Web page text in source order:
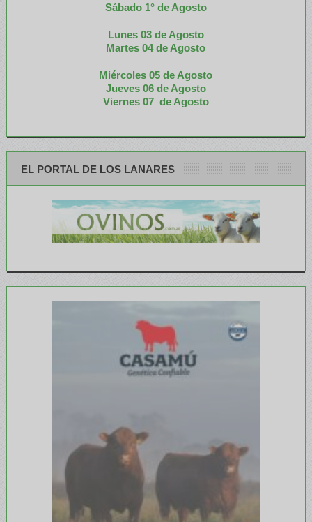
Sábado 1° de Agosto
Lunes 03 de Agosto
Martes 04 de Agosto
Miércoles 05 de Agosto
Jueves 06 de Agosto
Viernes 07 de Agosto
EL PORTAL DE LOS LANARES